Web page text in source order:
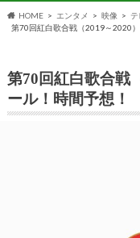
HOME エンタメ 映像
第70回紅白歌合戦（2019～2020
第70回紅白歌合戦
ール！時間予想！